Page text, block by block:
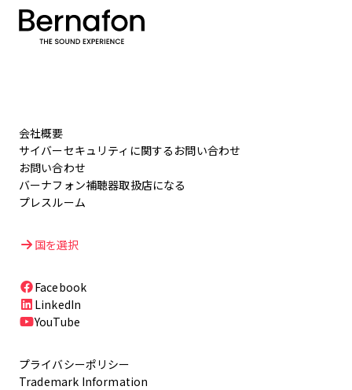
会社概要
サイバーセキュリティに関するお問い合わせ
お問い合わせ
バーナフォン補聴器取扱店になる
プレスルーム
プライバシーポリシー
Trademark Information
国を選択
Facebook
LinkedIn
YouTube